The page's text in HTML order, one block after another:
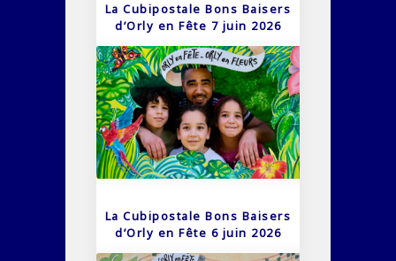
La Cubipostale Bons Baisers
d’Orly en Fête 7 juin 2026
La Cubipostale Bons Baisers
d’Orly en Fête 6 juin 2026